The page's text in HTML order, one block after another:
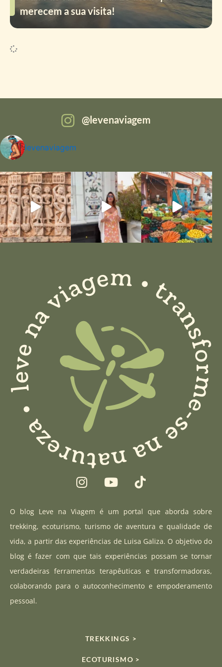
merecem a sua visita!
levenaviagem
levenaviagem
I
n
t
a
g
a
m
Y
o
t
u
b
T
i
t
o
k
O blog Leve na Viagem é um portal que aborda sobre
trekking, ecoturismo, turismo de aventura e qualidade de
vida, a partir das experiências de Luisa Galiza. O objetivo do
blog é fazer com que tais experiências possam se tornar
verdadeiras ferramentas terapêuticas e transformadoras,
colaborando para o autoconhecimento e empoderamento
pessoal.
TREKKINGS >
ECOTURISMO >